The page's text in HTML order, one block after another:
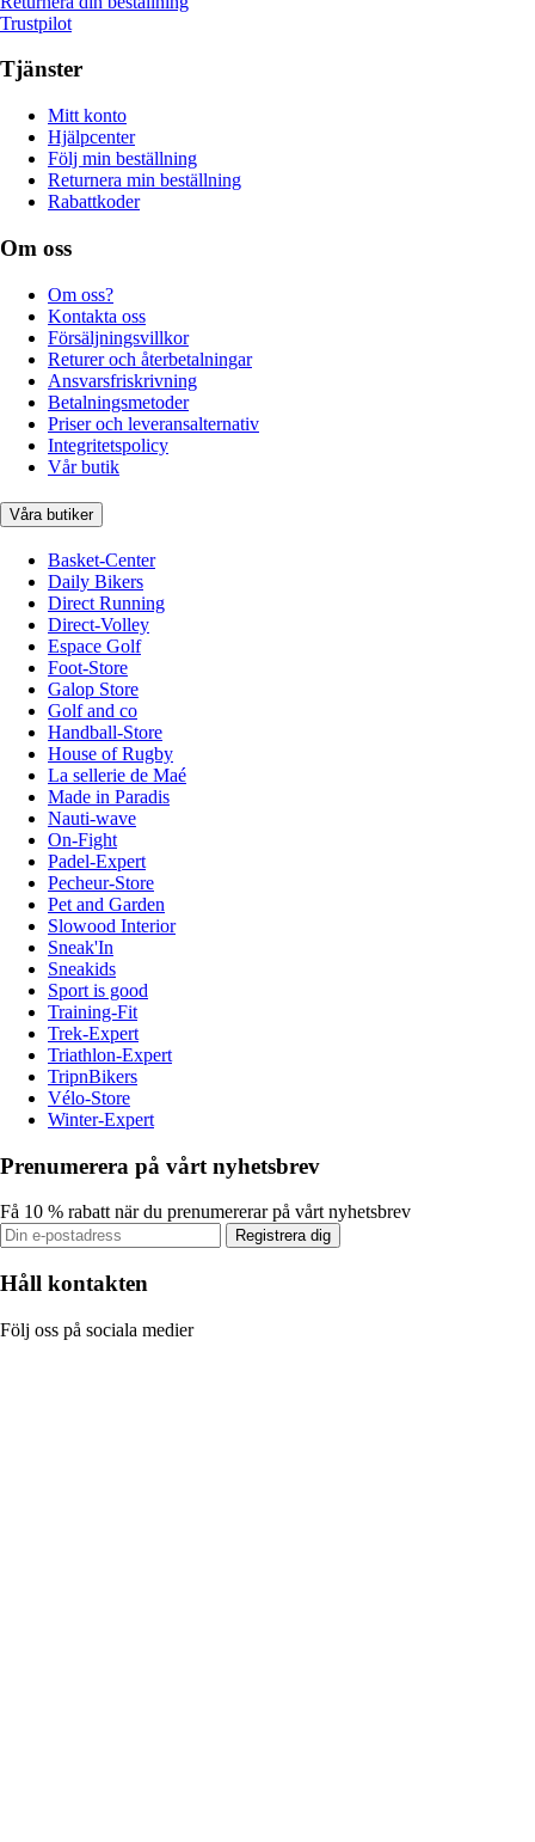
Trustpilot
Tjänster
Mitt konto
Hjälpcenter
Följ min beställning
Returnera min beställning
Rabattkoder
Om oss
Om oss?
Kontakta oss
Försäljningsvillkor
Returer och återbetalningar
Ansvarsfriskrivning
Betalningsmetoder
Priser och leveransalternativ
Integritetspolicy
Vår butik
Våra butiker
Basket-Center
Daily Bikers
Direct Running
Direct-Volley
Espace Golf
Foot-Store
Galop Store
Golf and co
Handball-Store
House of Rugby
La sellerie de Maé
Made in Paradis
Nauti-wave
On-Fight
Padel-Expert
Pecheur-Store
Pet and Garden
Slowood Interior
Sneak'In
Sneakids
Sport is good
Training-Fit
Trek-Expert
Triathlon-Expert
TripnBikers
Vélo-Store
Winter-Expert
Prenumerera på vårt nyhetsbrev
Få 10 % rabatt när du prenumererar på vårt nyhetsbrev
Registrera dig
Håll kontakten
Följ oss på sociala medier